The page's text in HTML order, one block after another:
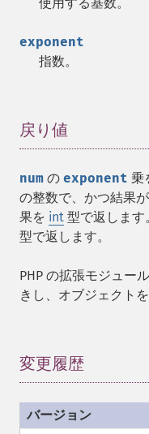
exponent
指数。
戻り値
num の exponent 乗
の整数で、かつ結果が
果を int 型で返します
型で返します。
PHP の拡張モジュー
きし、オブジェクト
変更履歴